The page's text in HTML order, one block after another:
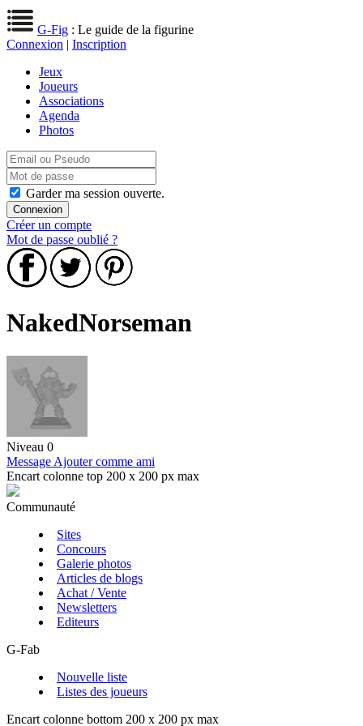
G-Fig : Le guide de la figurine
Connexion | Inscription
Jeux
Joueurs
Associations
Agenda
Photos
Garder ma session ouverte.
Créer un compte
Mot de passe oublié ?
NakedNorseman
Niveau 0
Message Ajouter comme ami
Encart colonne top 200 x 200 px max
Communauté
Sites
Concours
Galerie photos
Articles de blogs
Achat / Vente
Newsletters
Editeurs
G-Fab
Nouvelle liste
Listes des joueurs
Encart colonne bottom 200 x 200 px max